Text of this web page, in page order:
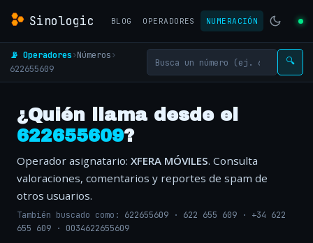
Sinologic BLOG OPERADORES NUMERACIÓN
📡 Operadores›Números›
622655609
🔍
¿Quién llama desde el
622655609?
Operador asignatario: XFERA MÓVILES. Consulta
valoraciones, comentarios y reportes de spam de
otros usuarios.
También buscado como: 622655609 · 622 655 609 · +34 622
655 609 · 0034622655609